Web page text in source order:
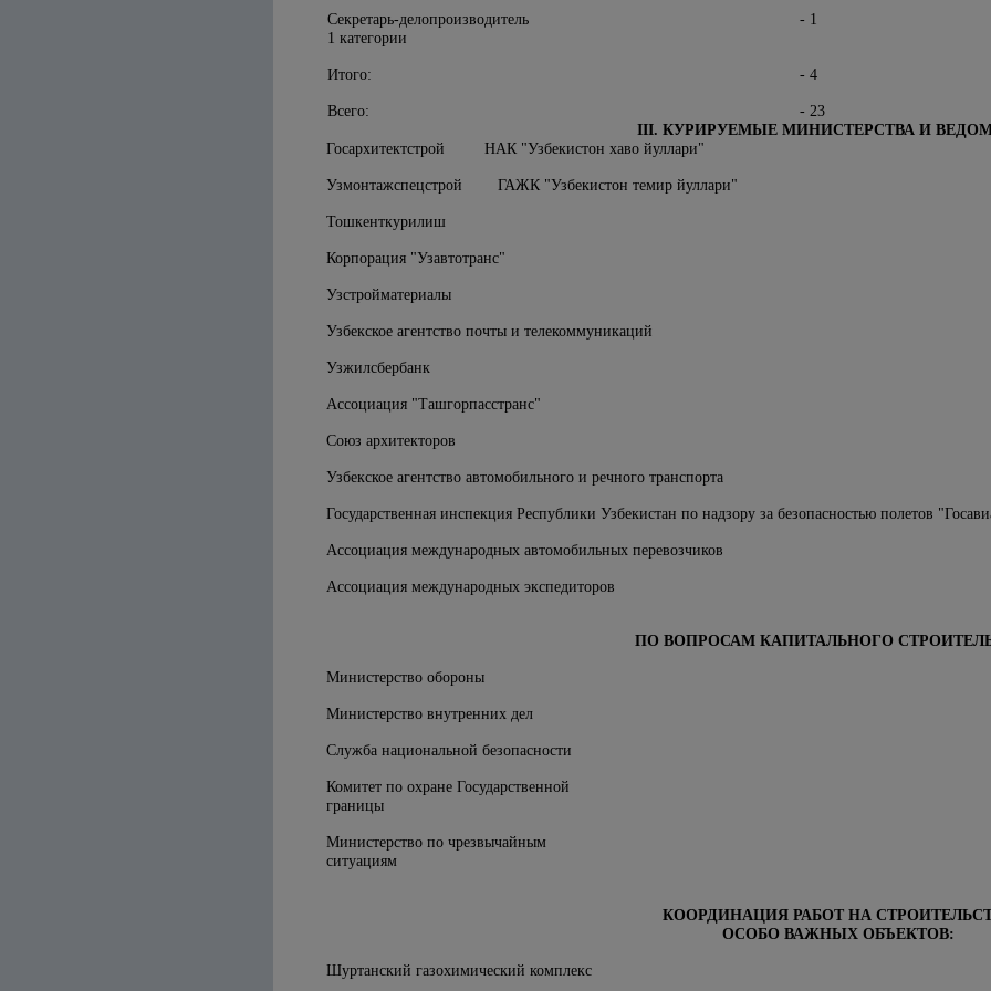
Секретарь-делопроизводитель
1 категории
- 1
Итого: - 4
Всего:
- 23
III. КУРИРУЕМЫЕ МИНИСТЕРСТВА И
Госархитектстрой НАК "Узбекистон хаво йуллари"
Узмонтажспецстрой ГАЖК "Узбекистон темир йуллари"
Тошкенткурилиш
Корпорация "Узавтотранс"
Узстройматериалы
Узбекское агентство почты и телекоммуникаций
Узжилсбербанк
Ассоциация "Ташгорпасстранс"
Союз архитекторов
Узбекское агентство автомобильного и речного транспорта
Государственная инспекция Республики Узбекистан по надзору за безопасностью полетов
Ассоциация международных автомобильных перевозчиков
Ассоциация международных экспедиторов
ПО ВОПРОСАМ КАПИТАЛЬНОГО
Министерство обороны
Министерство внутренних дел
Служба национальной безопасности
Комитет по охране Государственной
границы
Министерство по чрезвычайным
ситуациям
КООРДИНАЦИЯ РАБОТ НА
ОСОБО ВАЖНЫХ ОБЪЕКТОВ:
Шуртанский газохимический комплекс